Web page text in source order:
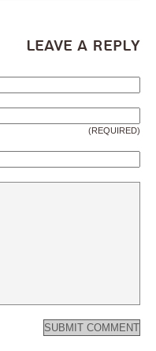
Leave a Reply
(REQUIRED)